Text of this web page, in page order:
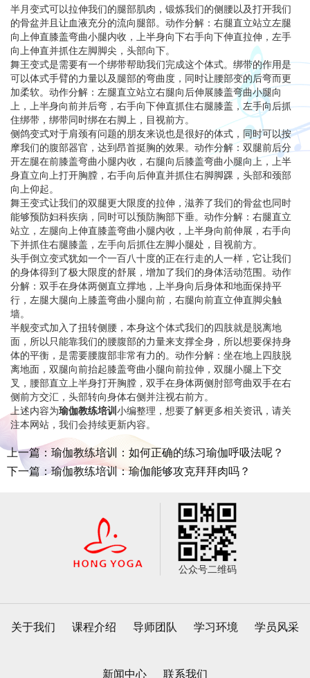
半月变式可以拉伸我们的腿部肌肉，锻炼我们的侧腰以及打开我们
的骨盆并且让血液充分的流向腿部。动作分解：右腿直立站立左腿
向上伸直膝盖弯曲小腿内收，上半身向下右手向下伸直拉伸，左手
向上伸直并抓住左脚脚尖，头部向下。
舞王变式是需要有一个绑带帮助我们完成这个体式。绑带的作用是
可以体式手臂的力量以及腿部的弯曲度，同时让腰部变的后弯而更
加柔软。动作分解：左腿直立站立右腿向后伸展膝盖弯曲小腿向
上，上半身向前并后弯，右手向下伸直抓住右腿膝盖，左手向后抓
住绑带，绑带同时绑在右脚上，目视前方。
侧鸽变式对于肩颈有问题的朋友来说也是很好的体式，同时可以按
摩我们的腹部器官，达到昂首挺胸的效果。动作分解：双腿前后分
开左腿在前膝盖弯曲小腿内收，右腿向后膝盖弯曲小腿向上，上半
身直立向上打开胸膛，右手向后伸直并抓住右脚脚踝，头部和颈部
向上仰起。
舞王变式让我们的双腿更大限度的拉伸，滋养了我们的骨盆也同时
能够预防妇科疾病，同时可以预防胸部下垂。动作分解：右腿直立
站立，左腿向上伸直膝盖弯曲小腿内收，上半身向前伸展，右手向
下并抓住右腿膝盖，左手向后抓住左脚小腿处，目视前方。
头手倒立变式犹如一个一百八十度的正在行走的人一样，它让我们
的身体得到了极大限度的舒展，增加了我们的身体活动范围。动作
分解：双手在身体两侧直立撑地，上半身向后身体和地面保持平
行，左腿大腿向上膝盖弯曲小腿向前，右腿向前直立伸直脚尖触
墙。
半舰变式加入了扭转侧腰，本身这个体式我们的四肢就是脱离地
面，所以只能靠我们的腰腹部的力量来支撑全身，所以想要保持身
体的平衡，是需要腰腹部非常有力的。动作分解：坐在地上四肢脱
离地面，双腿向前抬起膝盖弯曲小腿向前拉伸，双腿小腿上下交
叉，腰部直立上半身打开胸膛，双手在身体两侧肘部弯曲双手在右
侧前方交汇，头部转向身体右侧并注视右前方。
上述内容为瑜伽教练培训小编整理，想要了解更多相关资讯，请关
注本网站，我们会持续更新内容。
上一篇：瑜伽教练培训：如何正确的练习瑜伽呼吸法呢？
下一篇：瑜伽教练培训：瑜伽能够攻克拜拜肉吗？
公众号二维码
关于我们 课程介绍 导师团队 学习环境 学员风采
新闻中心 联系我们